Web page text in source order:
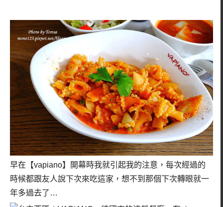
早在【vapiano】開幕時我就引起我的注意，每次經過的
時候都跟友人說下次來吃這家，想不到那個下次轉眼就一
年多過去了…